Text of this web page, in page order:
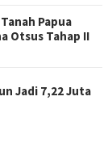
Papua
Otsus Tahap II
Jadi 7,22 Juta